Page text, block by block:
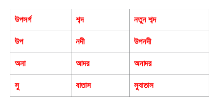
উপসর্গ শব্দ নতুন শব্দ
উপ নদী উপনদী
অনা আদর অনাদর
সু বাতাস সুবাতাস